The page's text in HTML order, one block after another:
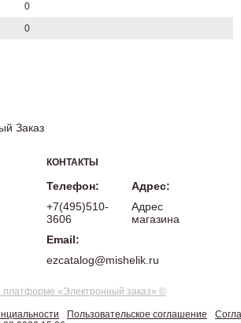
0
0
Заказ
КОНТАКТЫ
Телефон:
+7(495)510-
3606
Email:
ezcatalog@mishelik.ru
Адрес:
Адрес
магазина
платформе «Электронный заказ» ©
Пользовательское соглашение